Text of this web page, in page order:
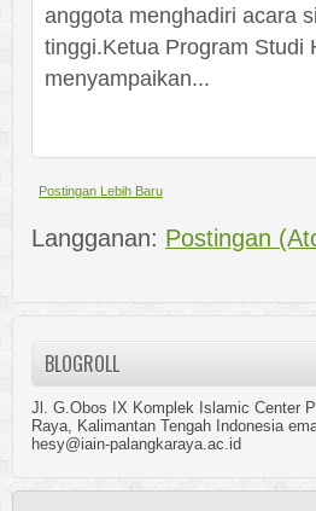
anggota menghadiri acara
tinggi.Ketua Program Studi
menyampaikan...
Postingan Lebih Baru
Langganan: Postingan
BLOGROLL
Jl. G.Obos IX Komplek Islamic Center
Raya, Kalimantan Tengah Indonesia
hesy@iain-palangkaraya.ac.id